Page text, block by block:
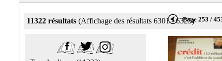
11322 résultats (Affichage des résultats 6301 - 6325)Page 253 /